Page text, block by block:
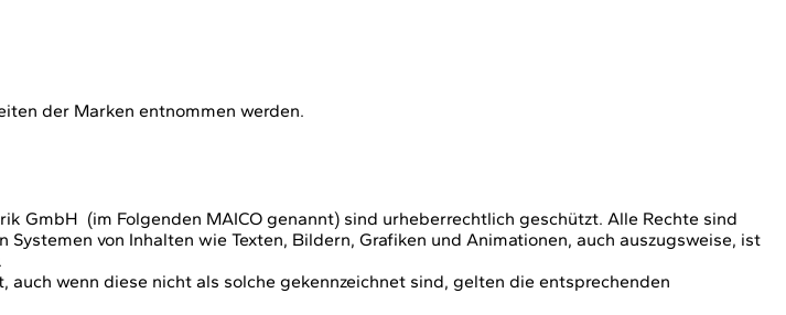
der Marken entnommen werden.
GmbH (im Folgenden MAICO genannt) sind urheberrechtlich geschützt. Alle Rechte sind
von Inhalten wie Texten, Bildern, Grafiken und Animationen, auch auszugsweise, ist
wenn diese nicht als solche gekennzeichnet sind, gelten die entsprechenden